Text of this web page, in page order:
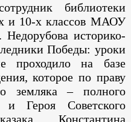
библиотеки
и 10-х классов МАОУ
историко-
Победы: уроки
проходило на базе
которое по праву
земляка – полного
и Героя Советского
Константина